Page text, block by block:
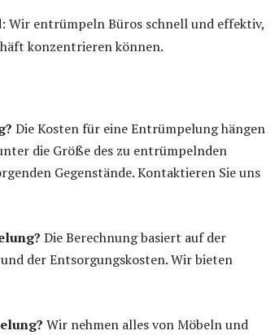
: Wir entrümpeln Büros schnell und effektiv,
konzentrieren können.
Die Kosten für eine Entrümpelung hängen
die Größe des zu entrümpelnden
Gegenstände. Kontaktieren Sie uns
Die Berechnung basiert auf der
der Entsorgungskosten. Wir bieten
Wir nehmen alles von Möbeln und